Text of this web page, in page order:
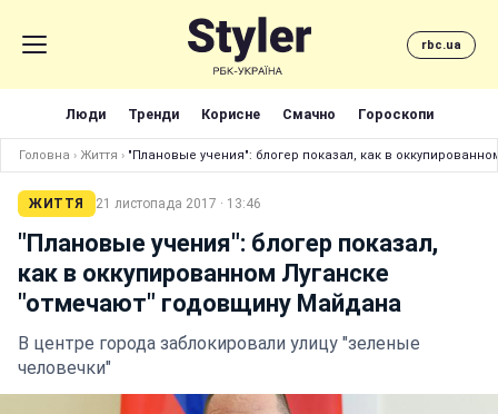
rbc.ua
Люди Тренди Корисне Смачно Гороскопи
Головна › Життя › "Плановые учения": блогер показал, как в
ЖИТТЯ 21 листопада 2017 · 13:46
"Плановые учения": блогер показал,
как в оккупированном Луганске
"отмечают" годовщину Майдана
В центре города заблокировали улицу "зеленые
человечки"